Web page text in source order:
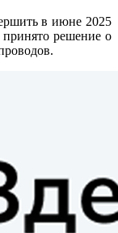
в июне 2025
принято решение о